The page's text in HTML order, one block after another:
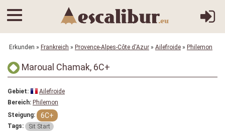
Erkunden » Frankreich » Provence-Alpes-Côte d'Azur » Ailefroide » Philemon
Maroual Chamak, 6C+
Gebiet:
Ailefroide
Bereich: Philemon
Steigung:
6C+
Tags:
Sit Start